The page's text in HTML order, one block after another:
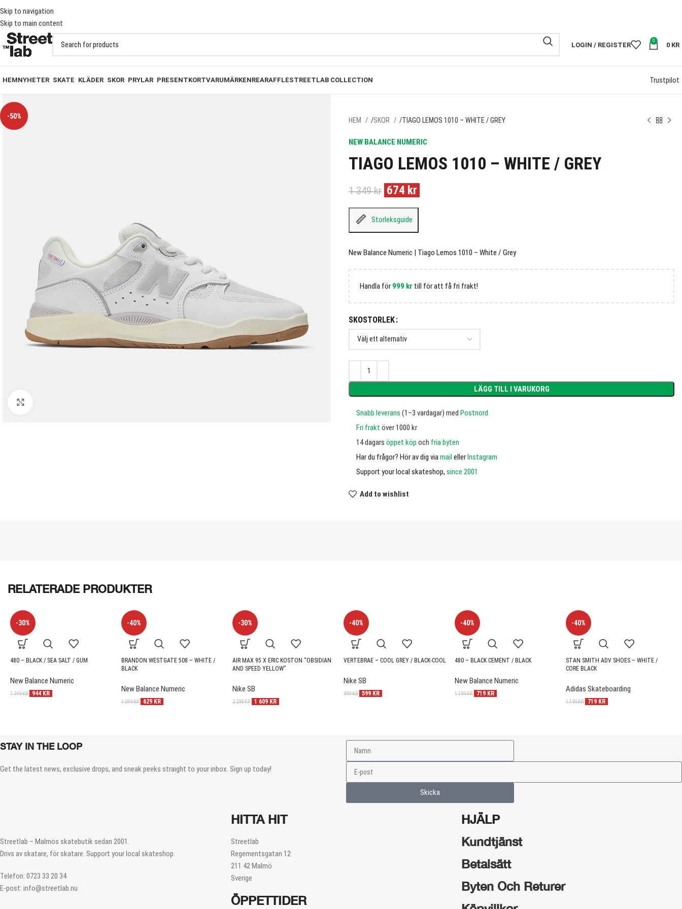
Skip to navigation
Skip to main content
BESTÄLLNINGAR ÖVER 1000KR
LOGIN / REGISTER
0
0 KR
HEMNYHETER SKATE KLÄDER SKOR PRYLAR PRESENTKORTVARUMÄRKENREARAFFLESTREETLAB COLLECTION Trustpilot
-50%
HEM SKOR TIAGO LEMOS 1010 – WHITE / GREY
NEW BALANCE NUMERIC
TIAGO LEMOS 1010 – WHITE / GREY
1 349kr 674 kr
Storleksguide
New Balance Numeric | Tiago Lemos 1010 – White / Grey
Handla för 999 kr till för att få fri frakt!
SKOSTORLEK
LÄGG TILL I VARUKORG
Snabb leverans (1–3 vardagar) med Postnord
Fri frakt över 1000 kr
14 dagars öppet köp och fria byten
Har du frågor? Hör av dig via mail ellerInstagram
Support your local skateshop, since 2001
Add to wishlist
RELATERADE PRODUKTER
-30%
480 – BLACK / SEA SALT / GUM
New Balance Numeric
1 349KR 944 KR
-40%
BRANDON WESTGATE 508 – WHITE /
BLACK
New Balance Numeric
1 049KR 629 KR
-30%
AIR MAX 95 X ERIC KOSTON “OBSIDIAN
AND SPEED YELLOW”
Nike SB
2 299KR 1 609 KR
-40%
VERTEBRAE – COOL GREY / BLACK-COOL
Nike SB
999KR 599 KR
-40%
480 – BLACK CEMENT / BLACK
New Balance Numeric
1 199KR 719 KR
-40%
STAN SMITH ADV SHOES – WHITE /
CORE BLACK
Adidas Skateboarding
1 199KR 719 KR
STAY IN THE LOOP
Get the latest news, exclusive drops, and sneak peeks straight to your inbox. Sign up today!
Skicka
Streetlab – Malmös skatebutik sedan 2001.
Drivs av skatare, för skatare. Support your local skateshop.
Telefon: 0723 33 20 34
E-post: info@streetlab.nu
HITTA HIT
Streetlab
Regementsgatan 12
211 42 Malmö
Sverige
ÖPPETTIDER
HJÄLP
Kundtjänst
Betalsätt
Byten Och Returer